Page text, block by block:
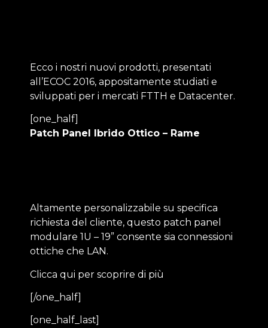
Ecco i nostri nuovi prodotti, presentati
all’ECOC 2016, appositamente studiati e
sviluppati per i mercati FTTH e Datacenter.
[one_half]
Patch Panel Ibrido Ottico – Rame
Altamente personalizzabile su specifica
richiesta del cliente, questo patch panel
modulare 1U – 19” consente sia connessioni
ottiche che LAN.
Clicca qui per scoprire di più
[/one_half]
[one_half_last]